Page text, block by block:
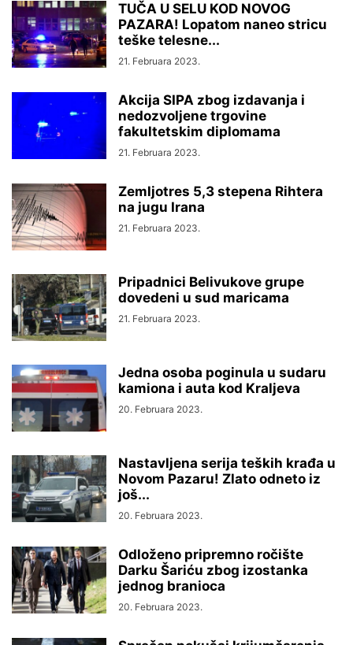
TUČA U SELU KOD NOVOG
PAZARA! Lopatom naneo stricu
teške telesne...
21. Februara 2023.
Akcija SIPA zbog izdavanja i
nedozvoljene trgovine
fakultetskim diplomama
21. Februara 2023.
Zemljotres 5,3 stepena Rihtera
na jugu Irana
21. Februara 2023.
Pripadnici Belivukove grupe
dovedeni u sud maricama
21. Februara 2023.
Jedna osoba poginula u sudaru
kamiona i auta kod Kraljeva
20. Februara 2023.
Nastavljena serija teških krađa u
Novom Pazaru! Zlato odneto iz
još...
20. Februara 2023.
Odloženo pripremno ročište
Darku Šariću zbog izostanka
jednog branioca
20. Februara 2023.